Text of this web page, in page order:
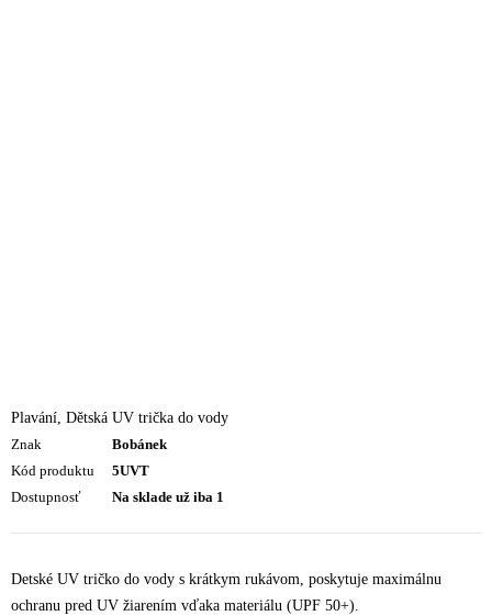
Plavání, Dětská UV trička do vody
Znak
Bobánek
Kód produktu
5UVT
Dostupnosť
Na sklade už iba 1
Detské UV tričko do vody s krátkym rukávom, poskytuje maximálnu
ochranu pred UV žiarením vďaka materiálu (UPF 50+).